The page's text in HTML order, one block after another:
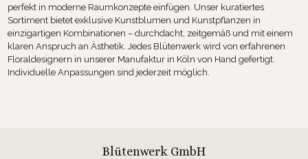
perfekt in moderne Raumkonzepte einfügen. Unser kuratiertes
Sortiment bietet exklusive Kunstblumen und Kunstpflanzen in
einzigartigen Kombinationen – durchdacht, zeitgemäß und mit einem
klaren Anspruch an Ästhetik. Jedes Blütenwerk wird von erfahrenen
Floraldesignern in unserer Manufaktur in Köln von Hand gefertigt.
Individuelle Anpassungen sind jederzeit möglich.
Blütenwerk GmbH